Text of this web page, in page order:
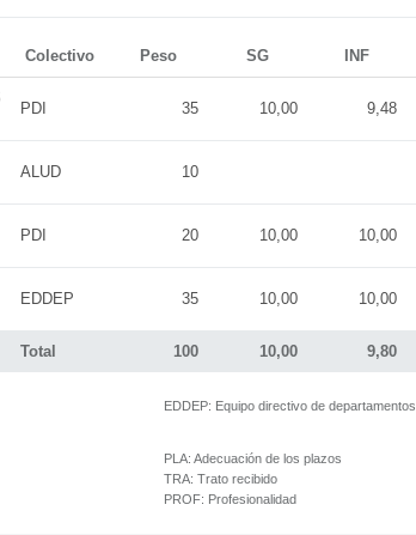
Colectivo Peso SG INF
Total 100 10,00 9,80
PDI 35 10,00 9,48
ALUD 10
PDI 20 10,00 10,00
EDDEP 35 10,00 10,00
EDDEP: Equipo directivo de departamentos
PLA: Adecuación de los plazos
TRA: Trato recibido
PROF: Profesionalidad